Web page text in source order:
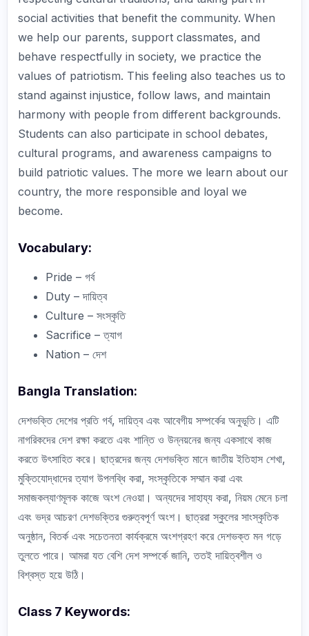
social activities that benefit the community. When
we help our parents, support classmates, and
behave respectfully in society, we practice the
values of patriotism. This feeling also teaches us to
stand against injustice, follow laws, and maintain
harmony with people from different backgrounds.
Students can also participate in school debates,
cultural programs, and awareness campaigns to
build patriotic values. The more we learn about our
country, the more responsible and loyal we
become.
Vocabulary:
Pride – গর্ব
Duty – দায়িত্ব
Culture – সংস্কৃতি
Sacrifice – ত্যাগ
Nation – দেশ
Bangla Translation:
দেশভক্তি দেশের প্রতি গর্ব, দায়িত্ব এবং আবেগীয় সম্পর্কের অনুভূতি। এটি
নাগরিকদের দেশ রক্ষা করতে এবং শান্তি ও উন্নয়নের জন্য একসাথে কাজ
করতে উৎসাহিত করে। ছাত্রদের জন্য দেশভক্তি মানে জাতীয় ইতিহাস শেখা,
মুক্তিযোদ্ধাদের ত্যাগ উপলব্ধি করা, সংস্কৃতিকে সম্মান করা এবং
সমাজকল্যাণমূলক কাজে অংশ নেওয়া। অন্যদের সাহায্য করা, নিয়ম মেনে চলা
এবং ভদ্র আচরণ দেশভক্তির গুরুত্বপূর্ণ অংশ। ছাত্ররা স্কুলের সাংস্কৃতিক
অনুষ্ঠান, বিতর্ক এবং সচেতনতা কার্যক্রমে অংশগ্রহণ করে দেশভক্ত মন গড়ে
তুলতে পারে। আমরা যত বেশি দেশ সম্পর্কে জানি, ততই দায়িত্বশীল ও
বিশ্বস্ত হয়ে উঠি।
Class 7 Keywords: